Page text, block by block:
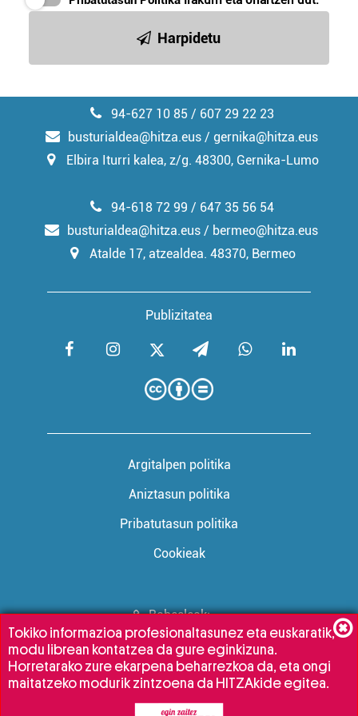
irakurri
Harpidetu
94-627 10 85 / 607 29 22 23
busturialdea@hitza.eus / gernika@hitza.eus
Elbira Iturri kalea, z/g. 48300, Gernika-Lumo
Publizitatea
94-618 72 99 / 647 35 56 54
busturialdea@hitza.eus / bermeo@hitza.eus
Atalde 17, atzealdea. 48370, Bermeo
Argitalpen politika
Aniztasun politika
Pribatutasun politika
Cookieak
Babesleak:
Tokiko informazioa profesionaltasunez eta euskaratik,
modu librean kontatzea da gure eginkizuna.
Horretarako zure ekarpena beharrezkoa da, eta ongi
maitatzeko modurik zintzoena da HITZAkide egitea.